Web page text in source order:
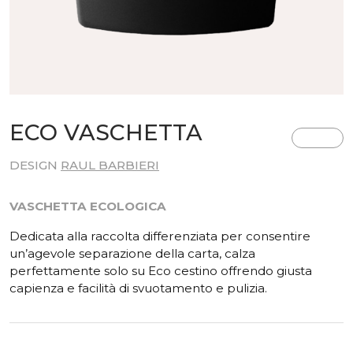
ECO VASCHETTA
DESIGN RAUL BARBIERI
VASCHETTA ECOLOGICA
Dedicata alla raccolta differenziata per consentire
un’agevole separazione della carta, calza
perfettamente solo su Eco cestino offrendo giusta
capienza e facilità di svuotamento e pulizia.